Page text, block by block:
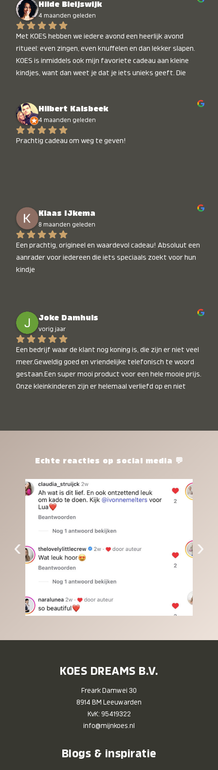
Hilde Bleijswijk
4 maanden geleden
Met KOES hebben we iedere avond een heerlijk avond
ritueel: even zingen, even knuffelen en dan lekker slapen.
KOES is inmiddels ook mijn favoriete cadeau aan kleine
kindjes, want dan weet je dat je iets unieks geeft. Die
Hilbert Kalsbeek
4 maanden geleden
Prachtig cadeau om weg te geven!
Klaas IJkema
8 maanden geleden
Een prachtig, origineel en waardevol cadeau! Absoluut een
aanrader voor iedereen die iets speciaals zoekt voor hun
kindje
Joke Damhuis
vorig jaar
Een bedrijf waar de klant nog koning is, die zijn er niet veel
meer.Geweldig goed en vriendelijke telefonisch te woord
gestaan.Een super mooi product voor een hele mooie prijs.
Onze kleinkinderen zijn er helemaal verliefd op en niet
het waard.Echte reacties op social media 💬
‹ ›
KOES DREAMS B.V.
Freark Damwei 30
8914 BM Leeuwarden
KvK: 95419322
info@mijnkoes.nl
Blogs & inspiratie